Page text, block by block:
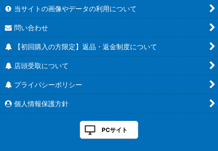
当サイトの画像やデータの利用について
問い合わせ
【初回購入の方限定】返品・返金制度について
店頭受取について
プライバシーポリシー
個人情報保護方針
PCサイト